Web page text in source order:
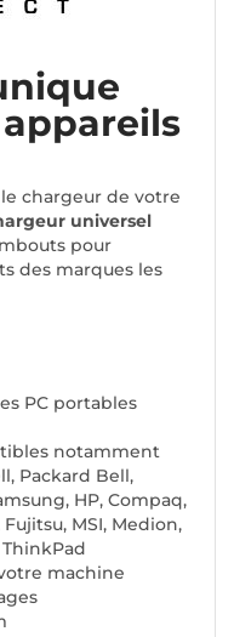
chargeur de votre
universel
pour
des marques les
PC portables
notamment
Packard Bell,
HP, Compaq,
Fujitsu, MSI, Medion,
machine